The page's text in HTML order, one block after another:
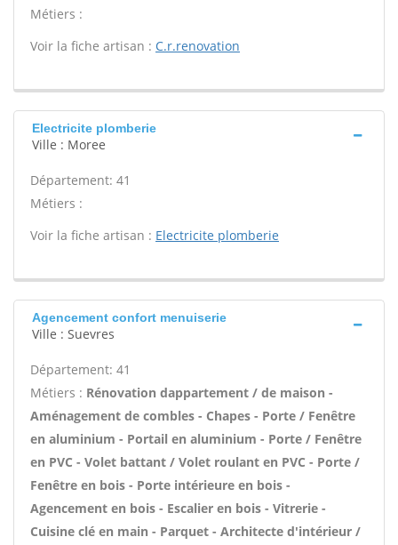
Métiers :
Voir la fiche artisan : C.r.renovation
Electricite plomberie
Ville : Moree
Département: 41
Métiers :
Voir la fiche artisan : Electricite plomberie
Agencement confort menuiserie
Ville : Suevres
Département: 41
Métiers : Rénovation dappartement / de maison -
Aménagement de combles - Chapes - Porte / Fenêtre
en aluminium - Portail en aluminium - Porte / Fenêtre
en PVC - Volet battant / Volet roulant en PVC - Porte /
Fenêtre en bois - Porte intérieure en bois -
Agencement en bois - Escalier en bois - Vitrerie -
Cuisine clé en main - Parquet - Architecte d'intérieur /